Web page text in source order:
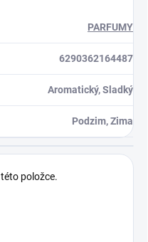
PARFUMY
6290362164487
Aromatický, Sladký
Podzim, Zima
položce.